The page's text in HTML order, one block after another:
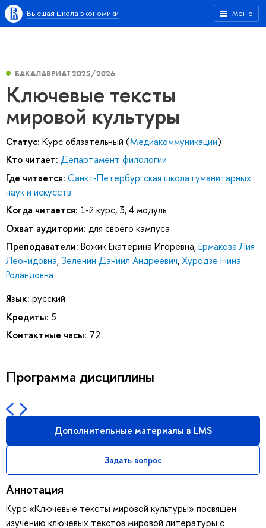
Меню
Высшая школа экономики
БАКАЛАВРИАТ 2025/2026
Ключевые тексты
мировой культуры
Статус: Курс обязательный (Медиакоммуникации)
Кто читает: Департамент филологии
Где читается: Санкт-Петербургская школа гуманитарных
наук и искусств
Когда читается: 1-й курс, 3, 4 модуль
Охват аудитории: для своего кампуса
Преподаватели: Вожик Екатерина Игоревна,Ермакова Лия
Леонидовна, Зеленин Даниил Андреевич,Хуродзе Нина
Роландовна
Язык: русский
Кредиты: 5
Контактные часы: 72
Программа дисциплины
Дополнительные материалы в LMS
Задать вопрос
Аннотация
Курс «Ключевые тексты мировой культуры» посвящён
изучению ключевых текстов мировой литературы с